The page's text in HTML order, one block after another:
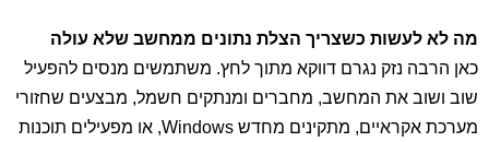
מה לא לעשות כשצריך הצלת נתונים ממחשב שלא עולה
כאן הרבה נזק נגרם דווקא מתוך לחץ. משתמשים מנסים להפעיל
שוב ושוב את המחשב, מחברים ומנתקים חשמל, מבצעים שחזורי
מערכת אקראיים, מתקינים מחדש Windows, או מפעילים תוכנות